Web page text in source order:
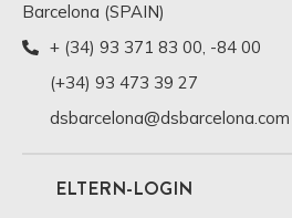
Barcelona (SPAIN)
+ (34) 93 371 83 00, -84 00
(+34) 93 473 39 27
dsbarcelona@dsbarcelona.com
ELTERN-LOGIN